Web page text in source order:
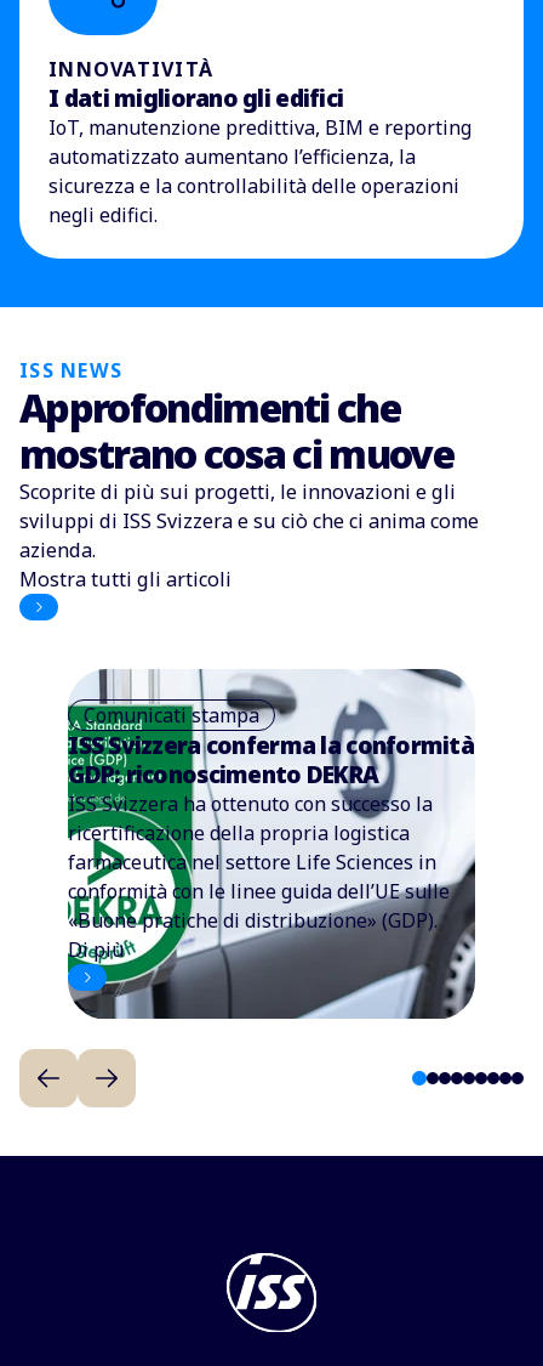
INNOVATIVITÀ
I dati migliorano gli edifici
IoT, manutenzione predittiva, BIM e reporting
automatizzato aumentano l’efficienza, la
sicurezza e la controllabilità delle operazioni
negli edifici.
ISS NEWS
Approfondimenti che
mostrano cosa ci muove
Scoprite di più sui progetti, le innovazioni e gli
sviluppi di ISS Svizzera e su ciò che ci anima come
azienda.
Mostra tutti gli articoli
Comunicati stampa
ISS Svizzera conferma la conformità
GDP: riconoscimento DEKRA
ISS Svizzera ha ottenuto con successo la
ricertificazione della propria logistica
farmaceutica nel settore Life Sciences in
conformità con le linee guida dell’UE sulle
«Buone pratiche di distribuzione» (GDP).
Di più
123456789